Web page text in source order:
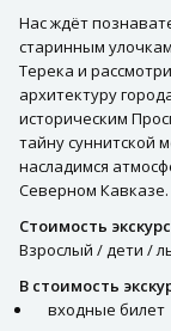
Нас ждёт
старинным
Терека и
архитектуру
историческим
тайну суннитской
насладимся
Северном Кавказе.
Стоимость
Взрослый / дети /
В стоимость
входные билет